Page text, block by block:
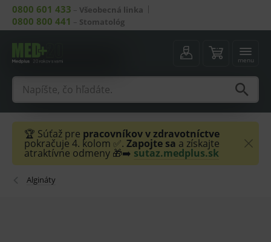
0800 601 433 – Všeobecná linka
0800 800 441 – Stomatológ
menu
🏆 Súťaž pre pracovníkov v zdravotníctve
pokračuje 4. kolom ✅. Zapojte sa a získajte
atraktívne odmeny 🎁➡️ sutaz.medplus.sk
Algináty